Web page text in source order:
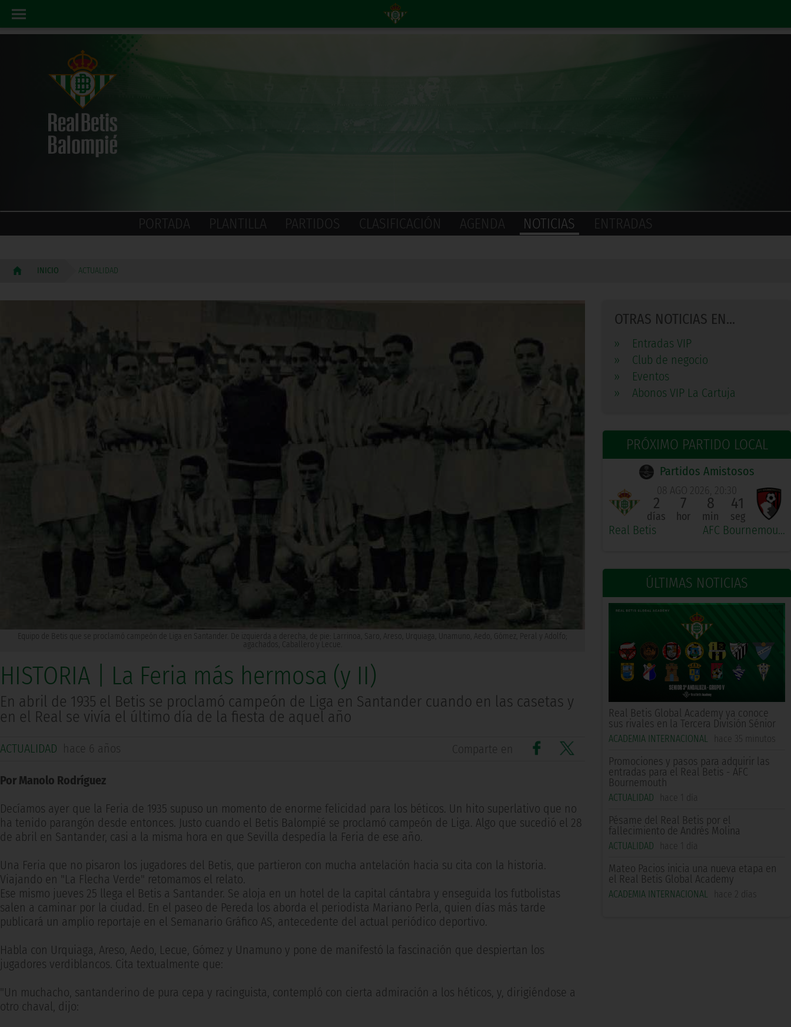
PORTADA PLANTILLA PARTIDOS CLASIFICACIÓN AGENDA NOTICIAS ENTRADAS
INICIO ACTUALIDAD
OTRAS NOTICIAS EN...
»
Entradas VIP
»
Club de negocio
»
Eventos
»
Abonos VIP La Cartuja
PRÓXIMO PARTIDO LOCAL
Partidos Amistosos
Real Betis
08 AGO 2026, 20:30
2
días
7
hor
8
min
40
seg
AFC Bournemouth
ÚLTIMAS NOTICIAS
Real Betis Global Academy ya conoce
sus rivales en la Tercera División Sénior
ACADEMIA INTERNACIONAL hace 35 minutos
Promociones y pasos para adquirir las
entradas para el Real Betis - AFC
Bournemouth
ACTUALIDAD hace 1 día
Pésame del Real Betis por el
fallecimiento de Andrés Molina
ACTUALIDAD hace 1 día
Mateo Pacios inicia una nueva etapa en
el Real Betis Global Academy
ACADEMIA INTERNACIONAL hace 2 días
Equipo de Betis que se proclamó campeón de Liga en Santander. De izquierda a derecha, de pie: Larrinoa, Saro, Areso, Urquiaga, Unamuno, Aedo, Gómez, Peral y Adolfo;
agachados, Caballero y Lecue.
HISTORIA | La Feria más hermosa (y II)
En abril de 1935 el Betis se proclamó campeón de Liga en Santander cuando en las casetas y
en el Real se vivía el último día de la fiesta de aquel año
ACTUALIDAD hace 6 años Comparte en
Por Manolo Rodríguez
Decíamos ayer que la Feria de 1935 supuso un momento de enorme felicidad para los béticos. Un hito superlativo que no
ha tenido parangón desde entonces. Justo cuando el Betis Balompié se proclamó campeón de Liga. Algo que sucedió el 28
de abril en Santander, casi a la misma hora en que Sevilla despedía la Feria de ese año.
Una Feria que no pisaron los jugadores del Betis, que partieron con mucha antelación hacia su cita con la historia.
Viajando en "La Flecha Verde" retomamos el relato.
Ese mismo jueves 25 llega el Betis a Santander. Se aloja en un hotel de la capital cántabra y enseguida los futbolistas
salen a caminar por la ciudad. En el paseo de Pereda los aborda el periodista Mariano Perla, quien días más tarde
publicará un amplio reportaje en el Semanario Gráfico AS, antecedente del actual periódico deportivo.
Habla con Urquiaga, Areso, Aedo, Lecue, Gómez y Unamuno y pone de manifestó la fascinación que despiertan los
jugadores verdiblancos. Cita textualmente que:
"Un muchacho, santanderino de pura cepa y racinguista, contempló con cierta admiración a los héticos, y, dirigiéndose a
otro chaval, dijo: